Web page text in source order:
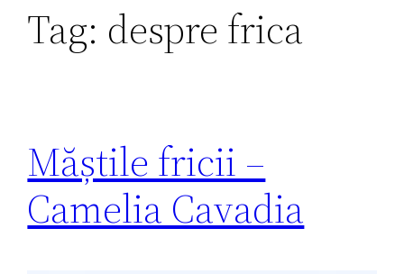
Tag: despre frica
Măștile fricii –
Camelia Cavadia